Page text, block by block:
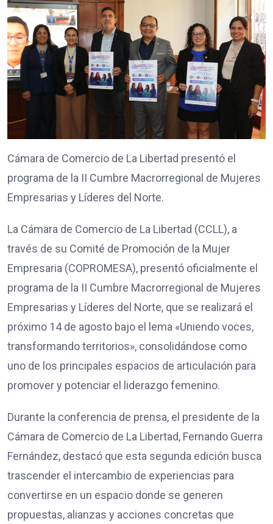
Cámara de Comercio de La Libertad presentó el
programa de la II Cumbre Macrorregional de Mujeres
Empresarias y Líderes del Norte.
La Cámara de Comercio de La Libertad (CCLL), a
través de su Comité de Promoción de la Mujer
Empresaria (COPROMESA), presentó oficialmente el
programa de la II Cumbre Macrorregional de Mujeres
Empresarias y Líderes del Norte, que se realizará el
próximo 14 de agosto bajo el lema «Uniendo voces,
transformando territorios», consolidándose como
uno de los principales espacios de articulación para
promover y potenciar el liderazgo femenino.
Durante la conferencia de prensa, el presidente de la
Cámara de Comercio de La Libertad, Fernando Guerra
Fernández, destacó que esta segunda edición busca
trascender el intercambio de experiencias para
convertirse en un espacio donde se generen
propuestas, alianzas y acciones concretas que